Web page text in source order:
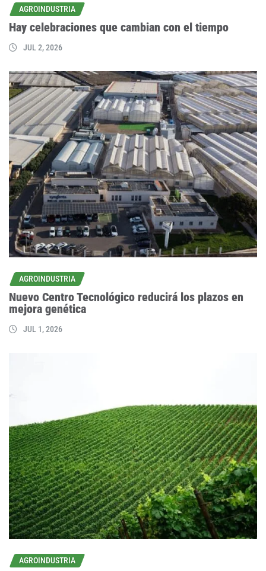
AGROINDUSTRIA
Hay celebraciones que cambian con el tiempo
JUL 2, 2026
AGROINDUSTRIA
Nuevo Centro Tecnológico reducirá los plazos en
mejora genética
JUL 1, 2026
AGROINDUSTRIA